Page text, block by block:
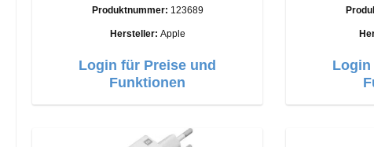
Produktnummer: 123689
Hersteller: Apple
Login für Preise und
Funktionen
Anschlüsse:
Login